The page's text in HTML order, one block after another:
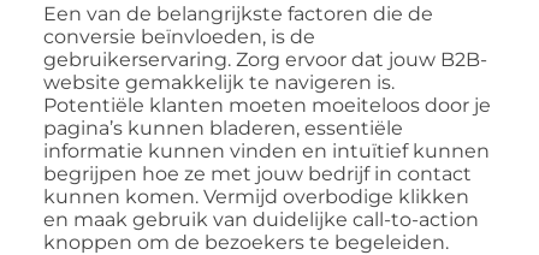
Een van de belangrijkste factoren die de
conversie beïnvloeden, is de
gebruikerservaring. Zorg ervoor dat jouw B2B-
website gemakkelijk te navigeren is.
Potentiële klanten moeten moeiteloos door je
pagina’s kunnen bladeren, essentiële
informatie kunnen vinden en intuïtief kunnen
begrijpen hoe ze met jouw bedrijf in contact
kunnen komen. Vermijd overbodige klikken
en maak gebruik van duidelijke call-to-action
knoppen om de bezoekers te begeleiden.